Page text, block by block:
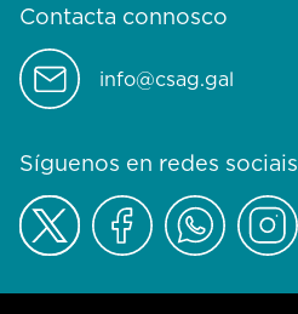
Contacta connosco
info@csag.gal
Síguenos en redes sociais